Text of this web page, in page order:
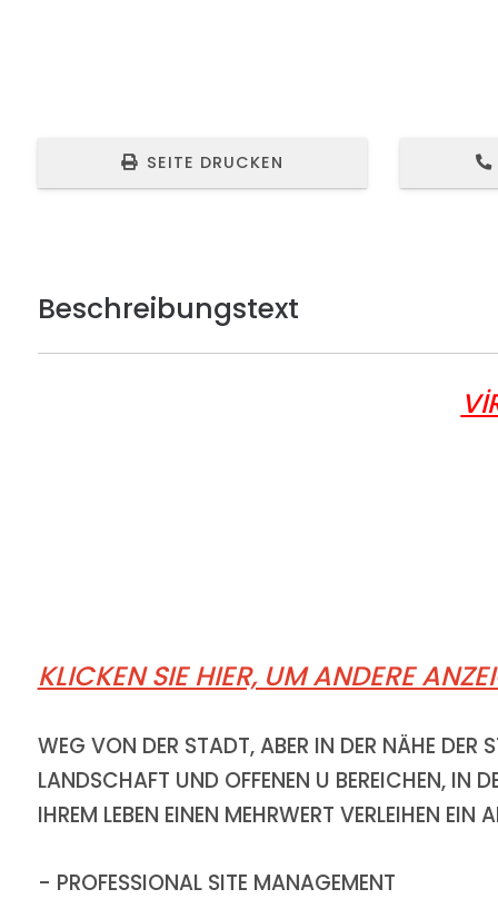
SEITE DRUCKEN
Beschreibungstext
KLICKEN SIE HIER, UM ANDERE
WEG VON DER STADT, ABER IN DER NÄHE DER
LANDSCHAFT UND OFFENEN U BEREICHEN, IN
IHREM LEBEN EINEN MEHRWERT VERLEIHEN
- PROFESSIONAL SITE MANAGEMENT